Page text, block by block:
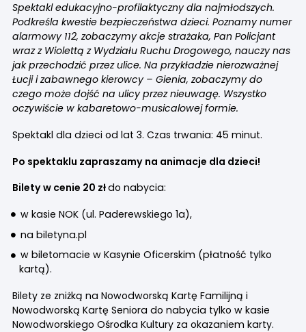
Spektakl edukacyjno-profilaktyczny dla najmłodszych.
Podkreśla kwestie bezpieczeństwa dzieci. Poznamy numer
alarmowy 112, zobaczymy akcje strażaka, Pan Policjant
wraz z Wiolettą z Wydziału Ruchu Drogowego, nauczy nas
jak przechodzić przez ulice. Na przykładzie nierozważnej
Łucji i zabawnego kierowcy – Gienia, zobaczymy do
czego może dojść na ulicy przez nieuwagę. Wszystko
oczywiście w kabaretowo-musicalowej formie.
Spektakl dla dzieci od lat 3. Czas trwania: 45 minut.
Po spektaklu zapraszamy na animacje dla dzieci!
Bilety w cenie 20 złdo nabycia:
w kasie NOK (ul. Paderewskiego 1a),
na biletyna.pl
w biletomacie w Kasynie Oficerskim (płatność tylko
kartą).
Bilety ze zniżką na Nowodworską Kartę Familijną i
Nowodworską Kartę Seniora do nabycia tylko w kasie
Nowodworskiego Ośrodka Kultury za okazaniem karty.